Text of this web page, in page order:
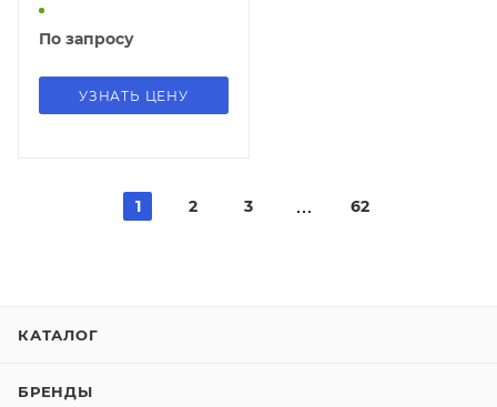
По запросу
УЗНАТЬ ЦЕНУ
1 2 3 62
КАТАЛОГ
БРЕНДЫ